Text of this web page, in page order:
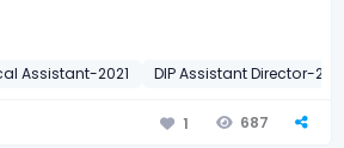
Assistant-2021 DIP Assistant Director-2011
1 687